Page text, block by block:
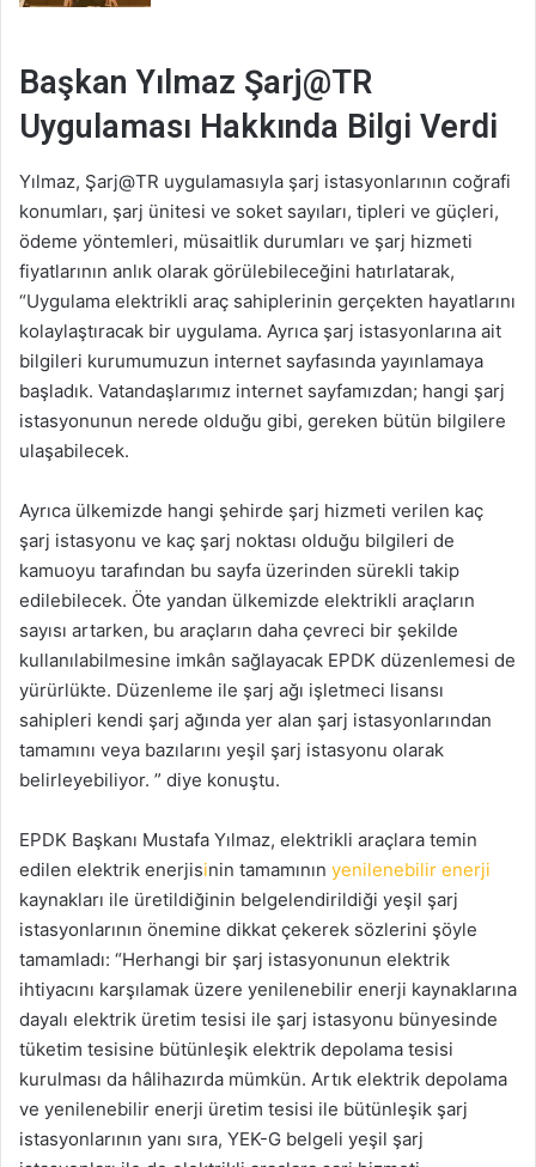
Başkan Yılmaz Şarj@TR
Uygulaması Hakkında Bilgi Verdi
Yılmaz, Şarj@TR uygulamasıyla şarj istasyonlarının coğrafi
konumları, şarj ünitesi ve soket sayıları, tipleri ve güçleri,
ödeme yöntemleri, müsaitlik durumları ve şarj hizmeti
fiyatlarının anlık olarak görülebileceğini hatırlatarak,
“Uygulama elektrikli araç sahiplerinin gerçekten hayatlarını
kolaylaştıracak bir uygulama. Ayrıca şarj istasyonlarına ait
bilgileri kurumumuzun internet sayfasında yayınlamaya
başladık. Vatandaşlarımız internet sayfamızdan; hangi şarj
istasyonunun nerede olduğu gibi, gereken bütün bilgilere
ulaşabilecek.
Ayrıca ülkemizde hangi şehirde şarj hizmeti verilen kaç
şarj istasyonu ve kaç şarj noktası olduğu bilgileri de
kamuoyu tarafından bu sayfa üzerinden sürekli takip
edilebilecek. Öte yandan ülkemizde elektrikli araçların
sayısı artarken, bu araçların daha çevreci bir şekilde
kullanılabilmesine imkân sağlayacak EPDK düzenlemesi de
yürürlükte. Düzenleme ile şarj ağı işletmeci lisansı
sahipleri kendi şarj ağında yer alan şarj istasyonlarından
tamamını veya bazılarını yeşil şarj istasyonu olarak
belirleyebiliyor. ” diye konuştu.
EPDK Başkanı Mustafa Yılmaz, elektrikli araçlara temin
edilen elektrik enerjisinin tamamının yenilenebilir enerji
kaynakları ile üretildiğinin belgelendirildiği yeşil şarj
istasyonlarının önemine dikkat çekerek sözlerini şöyle
tamamladı: “Herhangi bir şarj istasyonunun elektrik
ihtiyacını karşılamak üzere yenilenebilir enerji kaynaklarına
dayalı elektrik üretim tesisi ile şarj istasyonu bünyesinde
tüketim tesisine bütünleşik elektrik depolama tesisi
kurulması da hâlihazırda mümkün. Artık elektrik depolama
ve yenilenebilir enerji üretim tesisi ile bütünleşik şarj
istasyonlarının yanı sıra, YEK-G belgeli yeşil şarj